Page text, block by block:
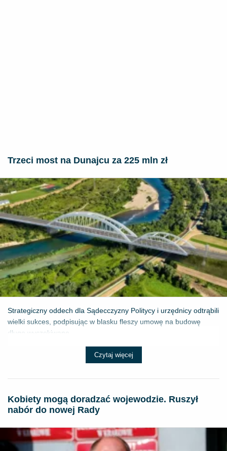
Trzeci most na Dunajcu za 225 mln zł
Strategiczny oddech dla Sądecczyzny Politycy i urzędnicy odtrąbili
wielki sukces, podpisując w blasku fleszy umowę na budowę
długo wyczekiwane...
Czytaj więcej
Kobiety mogą doradzać wojewodzie. Ruszył
nabór do nowej Rady